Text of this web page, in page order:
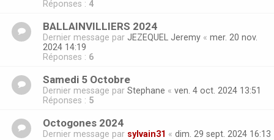
Réponses : 4
BALLAINVILLIERS 2024
Dernier message par JEZEQUEL Jeremy « mer. 20 nov.
2024 14:19
Réponses : 6
Samedi 5 Octobre
Dernier message par Stephane « ven. 4 oct. 2024 13:51
Réponses : 5
Octogones 2024
Dernier message par sylvain31 « dim. 29 sept. 2024 16:13